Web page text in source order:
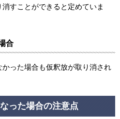
すことができると定めていま
合
った場合も仮釈放が取り消され
った場合の注意点